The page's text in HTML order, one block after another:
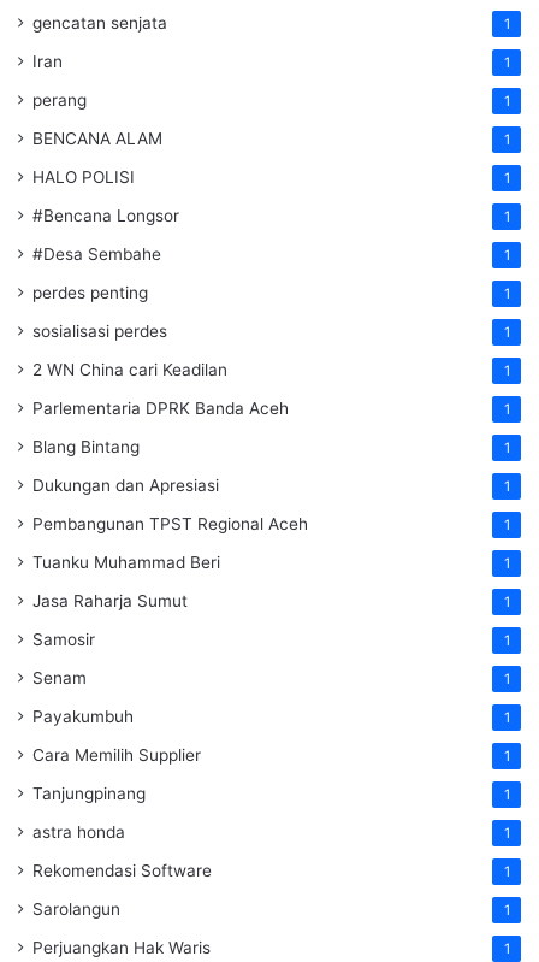
gencatan senjata 1
Iran 1
perang 1
BENCANA ALAM 1
HALO POLISI 1
#Bencana Longsor 1
#Desa Sembahe 1
perdes penting 1
sosialisasi perdes 1
2 WN China cari Keadilan 1
Parlementaria DPRK Banda Aceh 1
Blang Bintang 1
Dukungan dan Apresiasi 1
Pembangunan TPST Regional Aceh 1
Tuanku Muhammad Beri 1
Jasa Raharja Sumut 1
Samosir 1
Senam 1
Payakumbuh 1
Cara Memilih Supplier 1
Tanjungpinang 1
astra honda 1
Rekomendasi Software 1
Sarolangun 1
Perjuangkan Hak Waris 1